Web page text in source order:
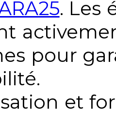
. Les
pour
et